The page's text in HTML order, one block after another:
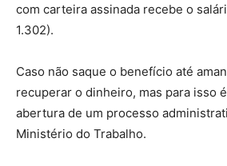
com carteira assinada recebe o
1.302).
Caso não saque o benefício até
recuperar o dinheiro, mas para isso
abertura de um processo
Ministério do Trabalho.